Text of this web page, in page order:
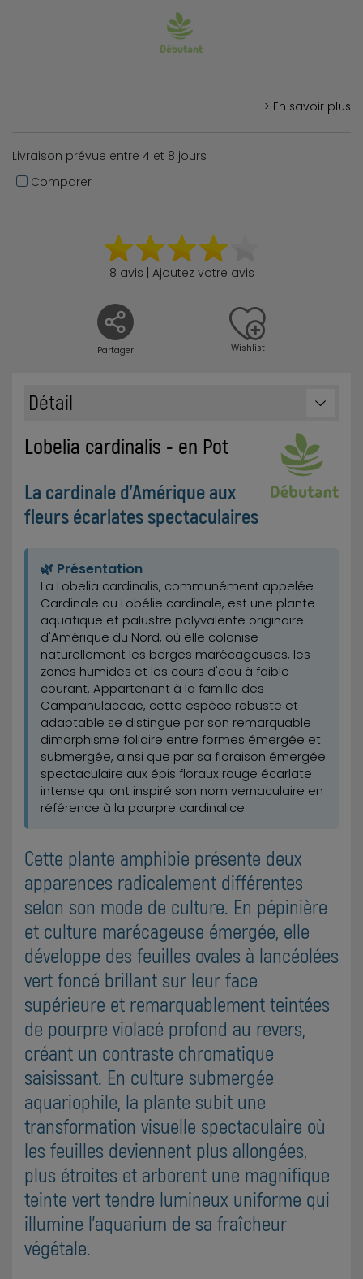
> En savoir plus
Livraison prévue entre 4 et 8 jours
Comparer
Partager
8 avis | Ajoutez votre avis
Wishlist
Détail
Lobelia cardinalis - en Pot
La cardinale d'Amérique aux
fleurs écarlates spectaculaires
🌿 Présentation
La Lobelia cardinalis, communément appelée
Cardinale ou Lobélie cardinale, est une plante
aquatique et palustre polyvalente originaire
d'Amérique du Nord, où elle colonise
naturellement les berges marécageuses, les
zones humides et les cours d'eau à faible
courant. Appartenant à la famille des
Campanulaceae, cette espèce robuste et
adaptable se distingue par son remarquable
dimorphisme foliaire entre formes émergée et
submergée, ainsi que par sa floraison émergée
spectaculaire aux épis floraux rouge écarlate
intense qui ont inspiré son nom vernaculaire en
référence à la pourpre cardinalice.
Cette plante amphibie présente deux
apparences radicalement différentes
selon son mode de culture. En pépinière
et culture marécageuse émergée, elle
développe des feuilles ovales à lancéolées
vert foncé brillant sur leur face
supérieure et remarquablement teintées
de pourpre violacé profond au revers,
créant un contraste chromatique
saisissant. En culture submergée
aquariophile, la plante subit une
transformation visuelle spectaculaire où
les feuilles deviennent plus allongées,
plus étroites et arborent une magnifique
teinte vert tendre lumineux uniforme qui
illumine l'aquarium de sa fraîcheur
végétale.